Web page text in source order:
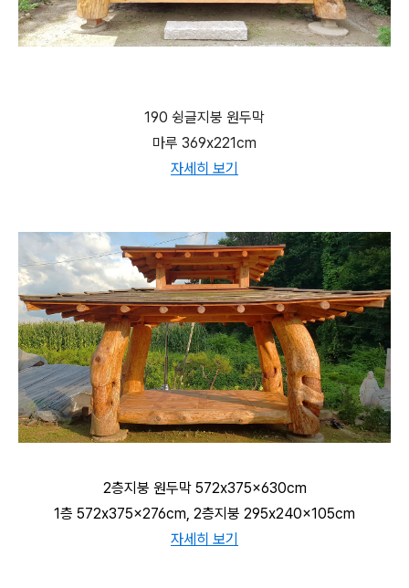
190 슁글지붕 원두막
마루 369x221cm
자세히 보기
2층지붕 원두막 572x375x630cm
1층 572x375x276cm, 2층지붕 295x240x105cm
자세히 보기